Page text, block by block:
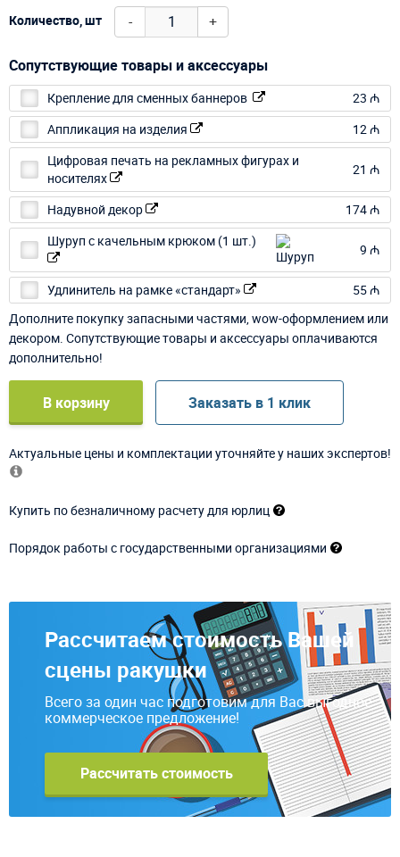
Количество, шт - +
Сопутствующие товары и аксессуары
Крепление для сменных баннеров
23 ₼
Аппликация на изделия
12 ₼
Цифровая печать на рекламных фигурах и
носителях
21 ₼
Надувной декор
174 ₼
Шуруп с качельным крюком (1 шт.)
9 ₼
Удлинитель на рамке «стандарт»
55 ₼
Дополните покупку запасными частями, wow-оформлением или
декором. Сопутствующие товары и аксессуары оплачиваются
дополнительно!
В корзину Заказать в 1 клик
Актуальные цены и комплектации уточняйте у наших экспертов!
Купить по безналичному расчету для юрлиц
Порядок работы с государственными организациями
Рассчитаем стоимость Вашей
сцены ракушки
Всего за один час подготовим для Вас выгодное
коммерческое предложение!
Рассчитать стоимость